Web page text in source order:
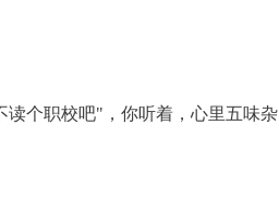
读个职校吧"，你听着，心里五味杂